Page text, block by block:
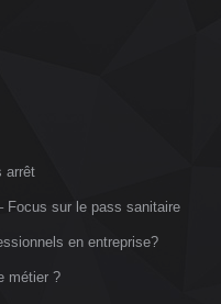
arrêt
Focus sur le pass sanitaire
en entreprise?
métier ?